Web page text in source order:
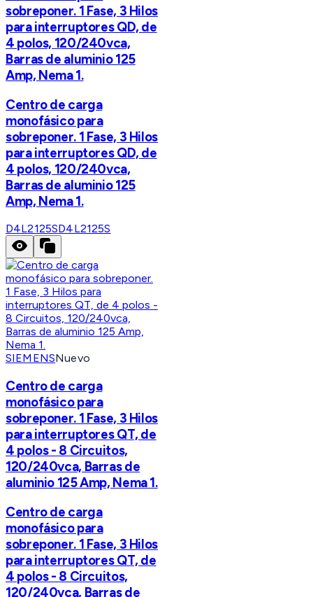
sobreponer. 1 Fase, 3 Hilos
para interruptores QD, de
4 polos, 120/240vca,
Barras de aluminio 125
Amp, Nema 1.
Centro de carga
monofásico para
sobreponer. 1 Fase, 3 Hilos
para interruptores QD, de
4 polos, 120/240vca,
Barras de aluminio 125
Amp, Nema 1.
D4L2125SD4L2125S
SIEMENSNuevo
Centro de carga
monofásico para
sobreponer. 1 Fase, 3 Hilos
para interruptores QT, de
4 polos - 8 Circuitos,
120/240vca, Barras de
aluminio 125 Amp, Nema 1.
Centro de carga
monofásico para
sobreponer. 1 Fase, 3 Hilos
para interruptores QT, de
4 polos - 8 Circuitos,
120/240vca, Barras de